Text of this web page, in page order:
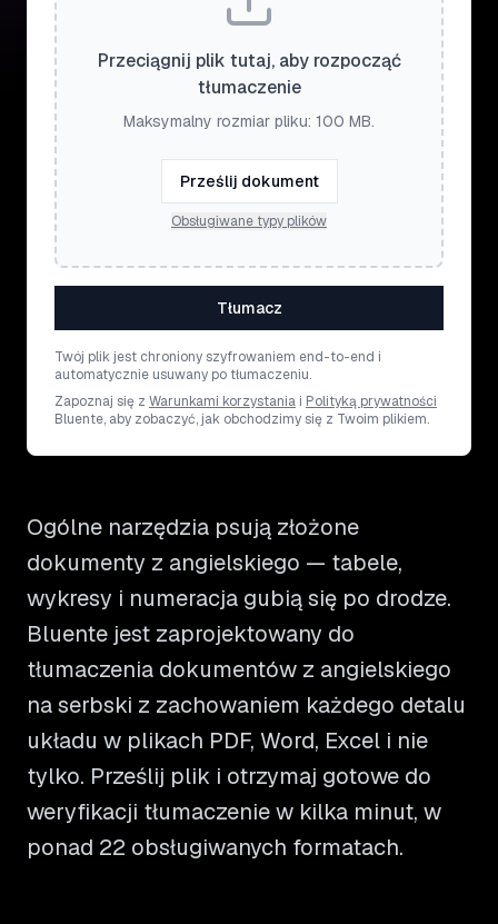
Przeciągnij plik tutaj, aby rozpocząć
tłumaczenie
Maksymalny rozmiar pliku: 100 MB.
Prześlij dokument
Obsługiwane typy plików
Tłumacz
Twój plik jest chroniony szyfrowaniem end-to-end i
automatycznie usuwany po tłumaczeniu.
Zapoznaj się z Warunkami korzystania i Polityką prywatności
Bluente, aby zobaczyć, jak obchodzimy się z Twoim plikiem.
Ogólne narzędzia psują złożone
dokumenty z angielskiego — tabele,
wykresy i numeracja gubią się po drodze.
Bluente jest zaprojektowany do
tłumaczenia dokumentów z angielskiego
na serbski z zachowaniem każdego detalu
układu w plikach PDF, Word, Excel i nie
tylko. Prześlij plik i otrzymaj gotowe do
weryfikacji tłumaczenie w kilka minut, w
ponad 22 obsługiwanych formatach.